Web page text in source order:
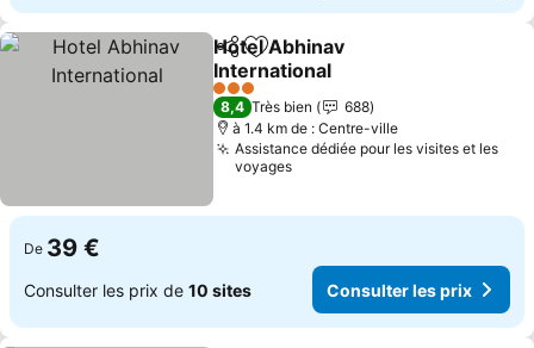
PartagerAjouter à mes favoris
Hotel Abhinav
International
3 Étoiles
8,4 Très bien
688
à 1.4 km de : Centre-ville
Assistance dédiée pour les visites et les
voyages
De 39 €
Consulter les prix de 10 sites Consulter les prix